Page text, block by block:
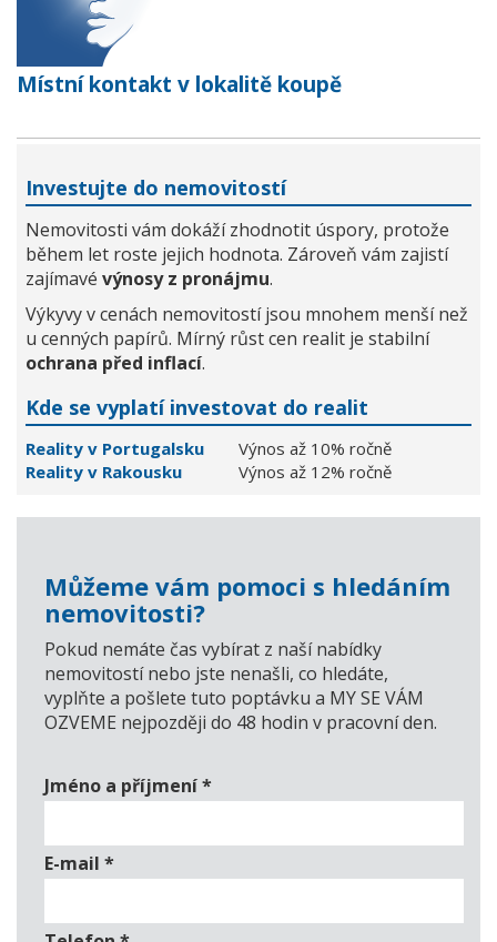
Místní kontakt v lokalitě koupě
Investujte do nemovitostí
Nemovitosti vám dokáží zhodnotit úspory, protože
během let roste jejich hodnota. Zároveň vám zajistí
zajímavé výnosy z pronájmu.
Výkyvy v cenách nemovitostí jsou mnohem menší než
u cenných papírů. Mírný růst cen realit je stabilní
ochrana před inflací.
Kde se vyplatí investovat do realit
Reality v Portugalsku
Výnos až 10% ročně
Reality v Rakousku
Výnos až 12% ročně
Můžeme vám pomoci s hledáním
nemovitosti?
Pokud nemáte čas vybírat z naší nabídky
nemovitostí nebo jste nenašli, co hledáte,
vyplňte a pošlete tuto poptávku a MY SE VÁM
OZVEME nejpozději do 48 hodin v pracovní den.
Jméno a příjmení*
E-mail *